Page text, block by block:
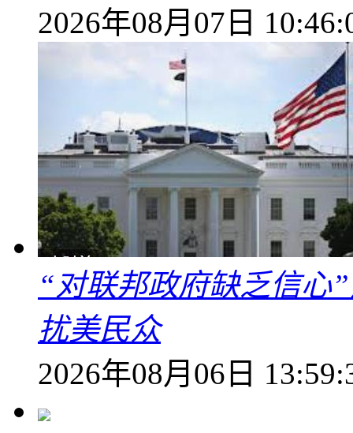
2026年08月07日
“对联邦政府缺乏信心
扰美民众
2026年08月06日